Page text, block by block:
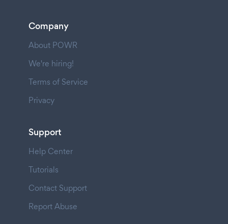
Company
About POWR
We're hiring!
Terms of Service
Privacy
Support
Help Center
Tutorials
Contact Support
Report Abuse